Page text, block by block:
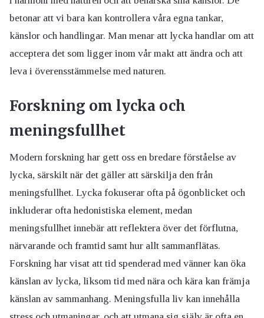
betonar att vi bara kan kontrollera våra egna tankar,
känslor och handlingar. Man menar att lycka handlar om att
acceptera det som ligger inom vår makt att ändra och att
leva i överensstämmelse med naturen.
Forskning om lycka och
meningsfullhet
Modern forskning har gett oss en bredare förståelse av
lycka, särskilt när det gäller att särskilja den från
meningsfullhet. Lycka fokuserar ofta på ögonblicket och
inkluderar ofta hedonistiska element, medan
meningsfullhet innebär att reflektera över det förflutna,
närvarande och framtid samt hur allt sammanflätas.
Forskning har visat att tid spenderad med vänner kan öka
känslan av lycka, liksom tid med nära och kära kan främja
känslan av sammanhang. Meningsfulla liv kan innehålla